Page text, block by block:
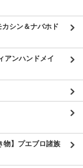
シン＆ナバホド
アンハンドメイ
】プエブロ諸族